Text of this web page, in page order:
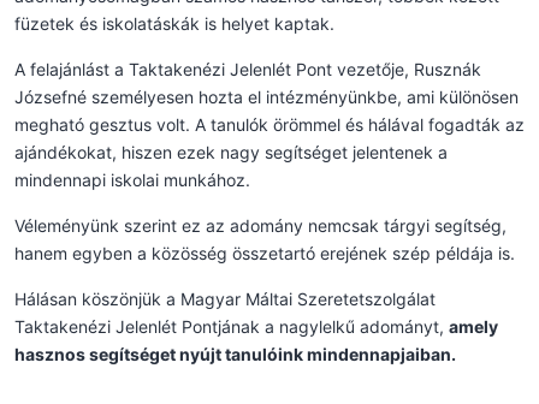
füzetek és iskolatáskák is helyet kaptak.
A felajánlást a Taktakenézi Jelenlét Pont vezetője, Rusznák
Józsefné személyesen hozta el intézményünkbe, ami különösen
megható gesztus volt. A tanulók örömmel és hálával fogadták az
ajándékokat, hiszen ezek nagy segítséget jelentenek a
mindennapi iskolai munkához.
Véleményünk szerint ez az adomány nemcsak tárgyi segítség,
hanem egyben a közösség összetartó erejének szép példája is.
Hálásan köszönjük a Magyar Máltai Szeretetszolgálat
Taktakenézi Jelenlét Pontjának a nagylelkű adományt, amely
hasznos segítséget nyújt tanulóink mindennapjaiban.